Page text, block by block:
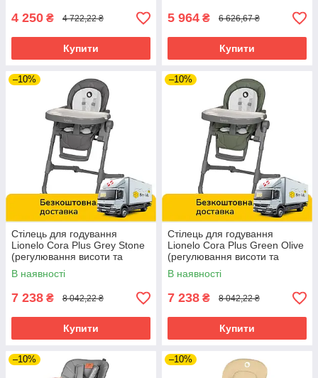
4 250 ₴ 4 722,22 ₴
Купити
5 964 ₴ 6 626,67 ₴
Купити
–10%
Стілець для годування
Lionelo Cora Plus Grey Stone
(регулювання висоти та
спинки, складаний) Сірий
В наявності
7 238 ₴ 8 042,22 ₴
Купити
–10%
Стілець для годування
Lionelo Cora Plus Green Olive
(регулювання висоти та
спинки, складаний) Зелений
В наявності
7 238 ₴ 8 042,22 ₴
Купити
–10% –10%